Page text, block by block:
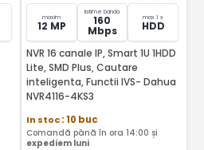
maxim
12 MP
latime banda
160
Mbps
max 1 x
HDD
NVR 16 canale IP, Smart 1U 1HDD
Lite, SMD Plus, Cautare
inteligenta, Functii IVS- Dahua
NVR4116-4KS3
In stoc: 10 buc
Comandă până în ora 14:00 și
expediem luni